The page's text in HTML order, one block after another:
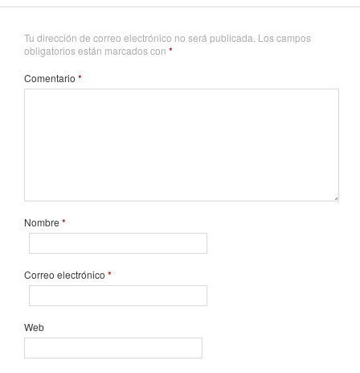
Tu dirección de correo electrónico no será publicada. Los campos
obligatorios están marcados con *
Comentario *
Nombre *
Correo electrónico *
Web